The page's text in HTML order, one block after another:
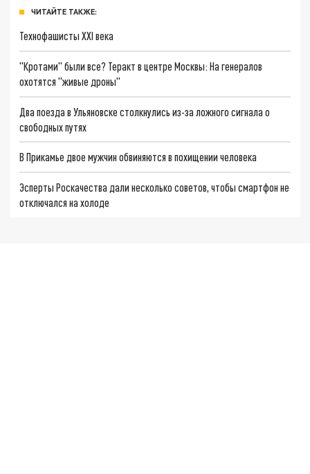
ЧИТАЙТЕ ТАКЖЕ:
Технофашисты XXI века
"Кротами" были все? Теракт в центре Москвы: На генералов
охотятся "живые дроны"
Два поезда в Ульяновске столкнулись из-за ложного сигнала о
свободных путях
В Прикамье двое мужчин обвиняются в похищении человека
Эсперты Роскачества дали несколько советов, чтобы смартфон не
отключался на холоде